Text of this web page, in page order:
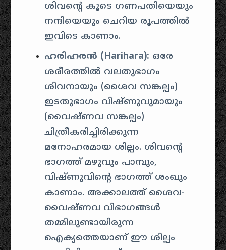
ശിവന്റെ കൂടെ ഗണപതിയെയും
നന്ദിയെയും ചെറിയ രൂപത്തിൽ
ഇവിടെ കാണാം.
ഹരിഹരൻ (Harihara): ഒരേ
ശരീരത്തിൽ വലതുഭാഗം
ശിവനായും (ശൈവ സങ്കല്പം)
ഇടതുഭാഗം വിഷ്ണുവുമായും
(വൈഷ്ണവ സങ്കല്പം)
ചിത്രീകരിച്ചിരിക്കുന്ന
മനോഹരമായ ശില്പം. ശിവന്റെ
ഭാഗത്ത് മഴുവും പാമ്പും,
വിഷ്ണുവിന്റെ ഭാഗത്ത് ശംഖും
കാണാം. അക്കാലത്ത് ശൈവ-
വൈഷ്ണവ വിഭാഗങ്ങൾ
തമ്മിലുണ്ടായിരുന്ന
ഐക്യത്തെയാണ് ഈ ശില്പം